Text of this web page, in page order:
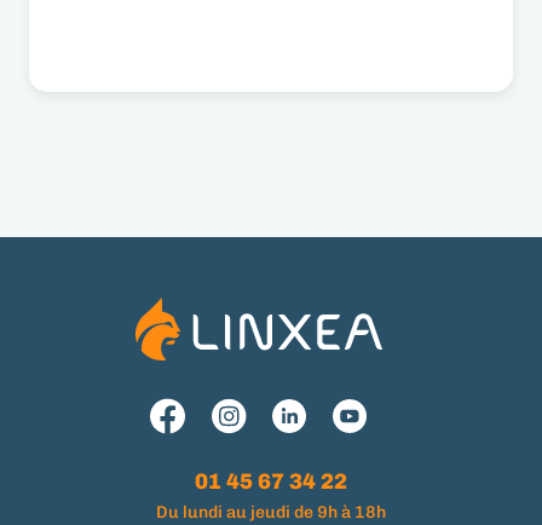
01 45 67 34 22
Du lundi au jeudi de 9h à 18h